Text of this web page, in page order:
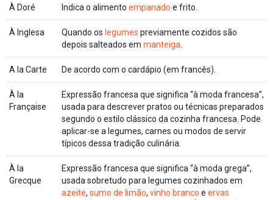
À Doré Indica o alimento empanado e frito.
À Inglesa Quando os legumes previamente cozidos são
depois salteados em manteiga
A la Carte De acordo com o cardápio (em francês).
À la
Française
Expressão francesa que significa “à moda francesa”,
usada para descrever pratos ou técnicas preparados
segundo o estilo clássico da cozinha francesa. Pode
aplicar-se a legumes, carnes ou modos de servir
típicos dessa tradição culinária.
À la
Grecque
Expressão francesa que significa “à moda grega”,
usada sobretudo para legumes cozinhados em
azeite, sumo de limão, vinho branco e ervas